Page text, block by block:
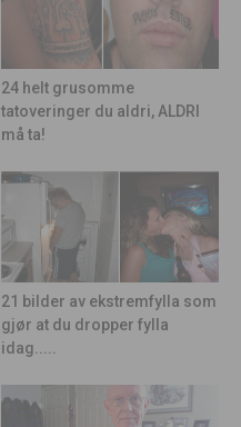
24 helt grusomme
tatoveringer du aldri, ALDRI
må ta!
21 bilder av ekstremfylla som
gjør at du dropper fylla
idag.....